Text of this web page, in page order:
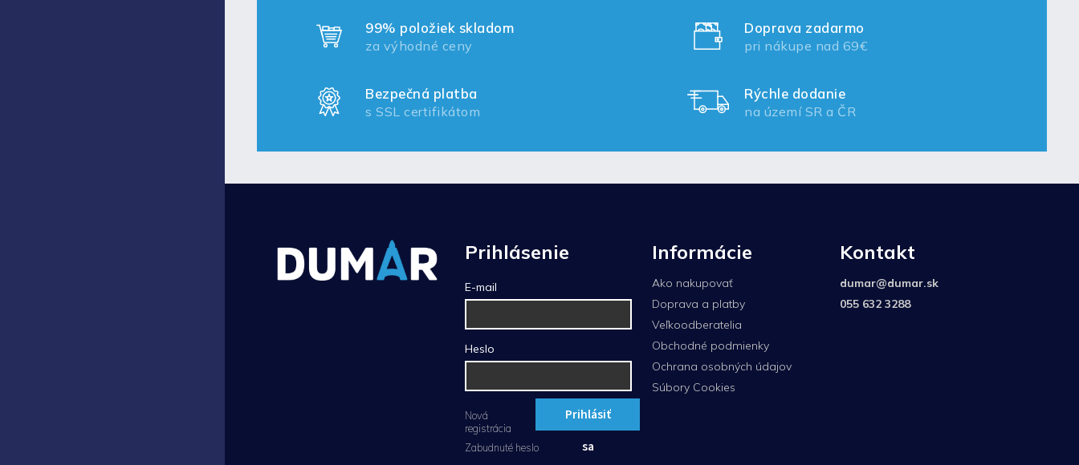
99% položiek skladom
za výhodné ceny
Doprava zadarmo
pri nákupe nad 69€
Bezpečná platba
s SSL certifikátom
Rýchle dodanie
na území SR a ČR
Prihlásenie
E-mail
Heslo
Prihlásiť
sa
Nová
registrácia
Zabudnuté heslo
Informácie
Ako nakupovať
Doprava a platby
Veľkoodberatelia
Obchodné podmienky
Ochrana osobných údajov
Súbory Cookies
Kontakt
dumar@dumar.sk
055 632 3288